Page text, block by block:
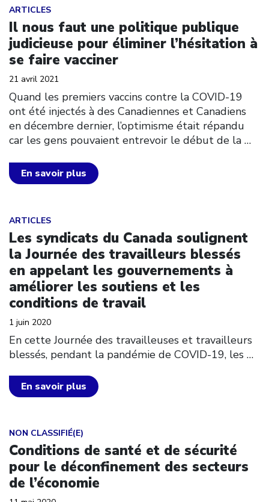
ARTICLES
Il nous faut une politique publique
judicieuse pour éliminer l’hésitation à
se faire vacciner
21 avril 2021
Quand les premiers vaccins contre la COVID-19
ont été injectés à des Canadiennes et Canadiens
en décembre dernier, l’optimisme était répandu
car les gens pouvaient entrevoir le début de la …
En savoir plus
Click to open the link
ARTICLES
Les syndicats du Canada soulignent
la Journée des travailleurs blessés
en appelant les gouvernements à
améliorer les soutiens et les
conditions de travail
1 juin 2020
En cette Journée des travailleuses et travailleurs
blessés, pendant la pandémie de COVID-19, les …
En savoir plus
NON CLASSIFIÉ(E)
Conditions de santé et de sécurité
pour le déconfinement des secteurs
de l’économie
Click to open the link